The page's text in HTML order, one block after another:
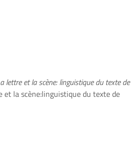
lettre et la scène: linguistique du texte de
la scène:linguistique du texte de